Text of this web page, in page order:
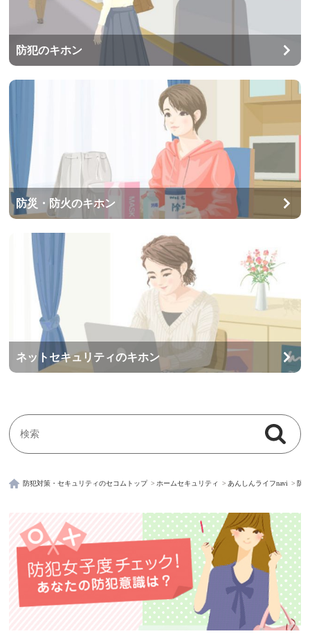
検索キーワード入力
検索
防犯のキホン
防災・防火のキホン
ネットセキュリティのキホン
防犯対策・セキュリティのセコムトップ ホームセキュリティ あんしんライフnavi 防